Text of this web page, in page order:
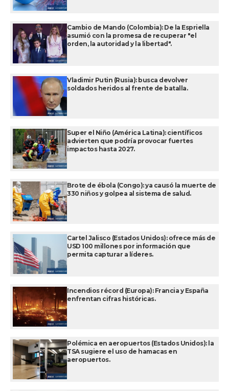
Cambio de Mando (Colombia): De la Espriella
asumió con la promesa de recuperar "el
orden, la autoridad y la libertad".
Vladimir Putin (Rusia): busca devolver
soldados heridos al frente de batalla.
Super el Niño (América Latina): científicos
advierten que podría provocar fuertes
impactos hasta 2027.
Brote de ébola (Congo): ya causó la muerte de
330 niños y golpea al sistema de salud.
Cartel Jalisco (Estados Unidos): ofrece más de
USD 100 millones por información que
permita capturar a líderes.
Incendios récord (Europa): Francia y España
enfrentan cifras históricas.
Polémica en aeropuertos (Estados Unidos): la
TSA sugiere el uso de hamacas en
aeropuertos.